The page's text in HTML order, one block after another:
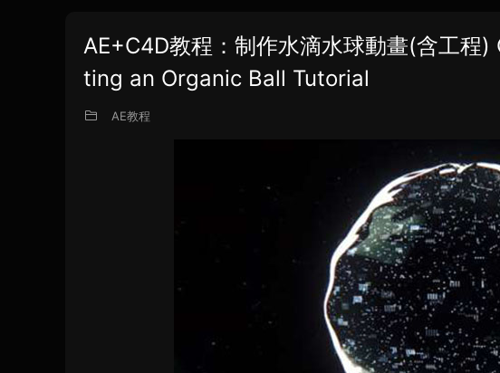
AE+C4D教程：制作水滴水球動畫(含工
ting an Organic Ball Tutorial
AE教程